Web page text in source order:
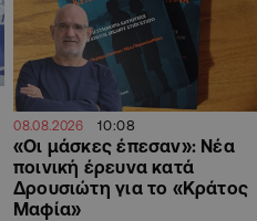
08.08.2026 10:08
«Οι μάσκες έπεσαν»: Νέα
ποινική έρευνα κατά
Δρουσιώτη για το «Κράτος
Μαφία»